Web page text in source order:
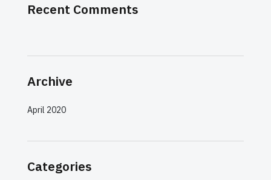
Recent Comments
Archive
April 2020
Categories